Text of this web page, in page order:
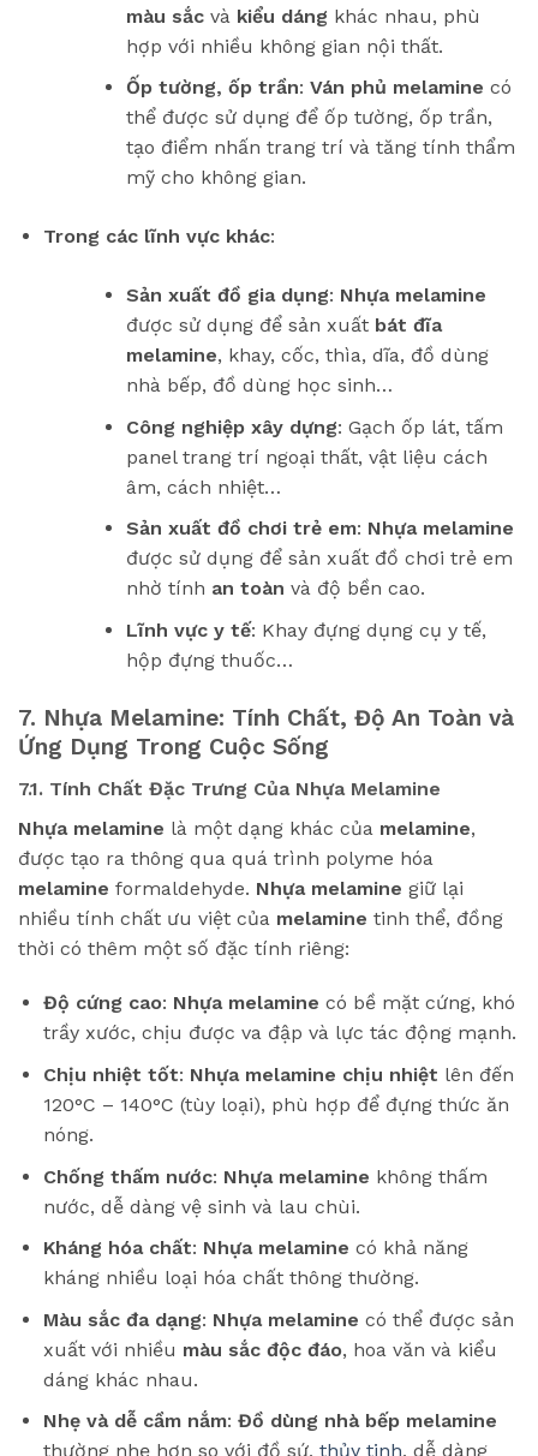
màu sắcvà kiểu dáng khác nhau, phù
hợp với nhiều không gian nội thất.
Ốp tường, ốp trần: Ván phủ melamine có
thể được sử dụng để ốp tường, ốp trần,
tạo điểm nhấn trang trí và tăng tính thẩm
mỹ cho không gian.
Trong các lĩnh vực khác:
Sản xuất đồ gia dụng: Nhựa melamine
được sử dụng để sản xuất bát đĩa
melamine, khay, cốc, thìa, dĩa, đồ dùng
nhà bếp, đồ dùng học sinh…
Công nghiệp xây dựng: Gạch ốp lát, tấm
panel trang trí ngoại thất, vật liệu cách
âm, cách nhiệt…
Sản xuất đồ chơi trẻ em: Nhựa melamine
được sử dụng để sản xuất đồ chơi trẻ em
nhờ tính an toàn và độ bền cao.
Lĩnh vực y tế: Khay đựng dụng cụ y tế,
hộp đựng thuốc…
7. Nhựa Melamine: Tính Chất, Độ An Toàn và
Ứng Dụng Trong Cuộc Sống
7.1. Tính Chất Đặc Trưng Của Nhựa Melamine
Nhựa melamine là một dạng khác của melamine,
được tạo ra thông qua quá trình polyme hóa
melamine formaldehyde. Nhựa melamine giữ lại
nhiều tính chất ưu việt của melamine tinh thể, đồng
thời có thêm một số đặc tính riêng:
Độ cứng cao: Nhựa melamine có bề mặt cứng, khó
trầy xước, chịu được va đập và lực tác động mạnh.
Chịu nhiệt tốt: Nhựa melamine chịu nhiệt lên đến
120°C – 140°C (tùy loại), phù hợp để đựng thức ăn
nóng.
Chống thấm nước: Nhựa melamine không thấm
nước, dễ dàng vệ sinh và lau chùi.
Kháng hóa chất: Nhựa melamine có khả năng
kháng nhiều loại hóa chất thông thường.
Màu sắc đa dạng: Nhựa melamine có thể được sản
xuất với nhiều màu sắc độc đáo, hoa văn và kiểu
dáng khác nhau.
Nhẹ và dễ cầm nắm: Đồ dùng nhà bếp melamine
thường nhẹ hơn so với đồ sứ, thủy tinh, dễ dàng